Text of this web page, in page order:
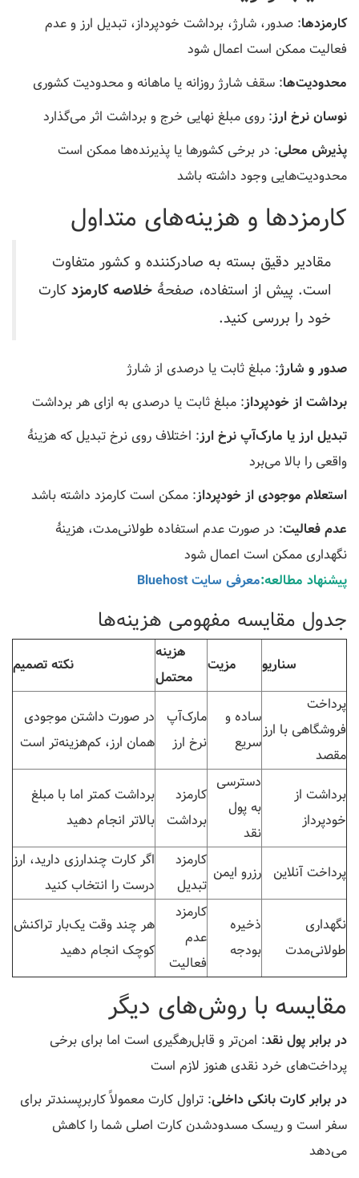
کارمزدها: صدور، شارژ، برداشت خودپرداز، تبدیل ارز و عدم
فعالیت ممکن است اعمال شود
محدودیت‌ها: سقف شارژ روزانه یا ماهانه و محدودیت کشوری
نوسان نرخ ارز: روی مبلغ نهایی خرج و برداشت اثر می‌گذارد
پذیرش محلی: در برخی کشورها یا پذیرنده‌ها ممکن است
محدودیت‌هایی وجود داشته باشد
کارمزدها و هزینه‌های متداول
مقادیر دقیق بسته به صادرکننده و کشور متفاوت
است. پیش از استفاده، صفحهٔ خلاصه کارمزد کارت
خود را بررسی کنید.
صدور و شارژ: مبلغ ثابت یا درصدی از شارژ
برداشت از خودپرداز: مبلغ ثابت یا درصدی به ازای هر برداشت
تبدیل ارز یا مارک‌آپ نرخ ارز: اختلاف روی نرخ تبدیل که هزینهٔ
واقعی را بالا می‌برد
استعلام موجودی از خودپرداز: ممکن است کارمزد داشته باشد
عدم فعالیت: در صورت عدم استفاده طولانی‌مدت، هزینهٔ
نگهداری ممکن است اعمال شود
پیشنهاد مطالعه:معرفی سایت Bluehost
جدول مقایسه مفهومی هزینه‌ها
سناریو مزیت
هزینه
محتمل
نکته تصمیم
پرداخت
فروشگاهی با ارز
مقصد
ساده و
سریع
مارک‌آپ
نرخ ارز
در صورت داشتن موجودی
همان ارز، کم‌هزینه‌تر است
برداشت از
خودپرداز
دسترسی
به پول
نقد
کارمزد
برداشت
برداشت کمتر اما با مبلغ
بالاتر انجام دهید
پرداخت آنلاین رزرو ایمن
کارمزد
تبدیل
اگر کارت چندارزی دارید، ارز
درست را انتخاب کنید
نگهداری
طولانی‌مدت
ذخیره
بودجه
کارمزد
عدم
فعالیت
هر چند وقت یک‌بار تراکنش
کوچک انجام دهید
مقایسه با روش‌های دیگر
در برابر پول نقد: امن‌تر و قابل‌رهگیری است اما برای برخی
پرداخت‌های خرد نقدی هنوز لازم است
در برابر کارت بانکی داخلی: تراول کارت معمولاً کاربرپسندتر برای
سفر است و ریسک مسدودشدن کارت اصلی شما را کاهش
می‌دهد